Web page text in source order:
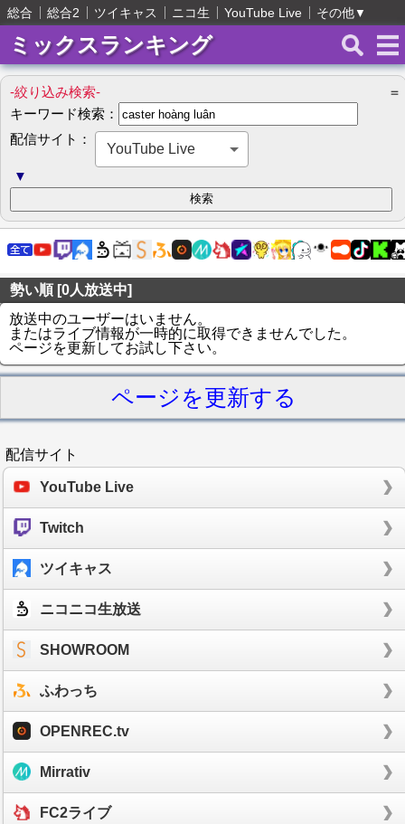
総合 総合2 ツイキャス ニコ生 YouTube Live その他▼
ミックスランキング
-絞り込み検索-
＝
キーワード検索：
配信サイト：
YouTube Live
▼
勢い順 [0人放送中]
放送中のユーザーはいません。
またはライブ情報が一時的に取得できませんでした。
ページを更新してお試し下さい。
ページを更新する
配信サイト
YouTube Live
Twitch
ツイキャス
ニコニコ生放送
SHOWROOM
ふわっち
OPENREC.tv
Mirrativ
FC2ライブ